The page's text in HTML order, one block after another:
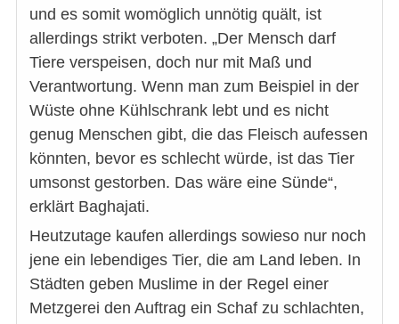
und es somit womöglich unnötig quält, ist
allerdings strikt verboten. „Der Mensch darf
Tiere verspeisen, doch nur mit Maß und
Verantwortung. Wenn man zum Beispiel in der
Wüste ohne Kühlschrank lebt und es nicht
genug Menschen gibt, die das Fleisch aufessen
könnten, bevor es schlecht würde, ist das Tier
umsonst gestorben. Das wäre eine Sünde“,
erklärt Baghajati.
Heutzutage kaufen allerdings sowieso nur noch
jene ein lebendiges Tier, die am Land leben. In
Städten geben Muslime in der Regel einer
Metzgerei den Auftrag ein Schaf zu schlachten,